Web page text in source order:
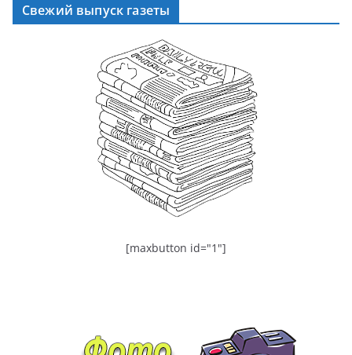
Свежий выпуск газеты
[maxbutton id="1"]